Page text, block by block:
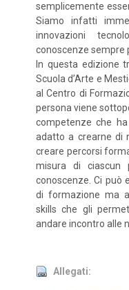
semplicemente
Siamo infatti
innovazioni
conoscenze sempre
In questa edizione
Scuola d’Arte e
al Centro di
persona viene
competenze che
adatto a crearne di
creare percorsi
misura di ciascun
conoscenze. Ci può
di formazione ma
skills che gli
andare incontro alle
Allegati: